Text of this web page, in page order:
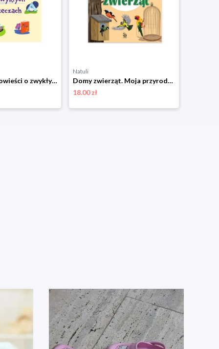
Niezwykłe opowieści o zwykłych rzeczach Sbm
Natuli
Domy zwierząt. Moja przyroda Sbm
18.00 zł